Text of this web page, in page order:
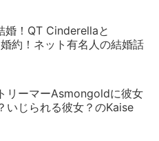
婚！QT Cinderellaと
約！ネット有名人の結婚話
リーマーAsmongoldに彼女
いじられる彼女？のKaise